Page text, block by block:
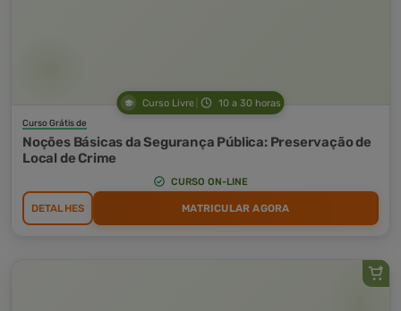
Curso Livre 10 a 30 horas
Curso Grátis de
Noções Básicas da Segurança Pública: Preservação de
Local de Crime
CURSO ON-LINE
DETALHES MATRICULAR AGORA